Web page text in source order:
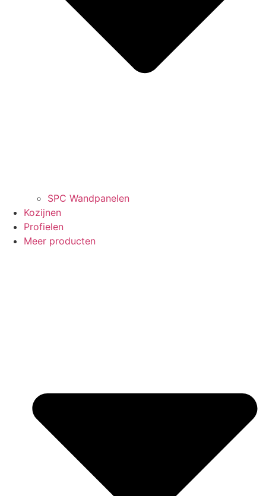
SPC Wandpanelen
Kozijnen
Profielen
Meer producten